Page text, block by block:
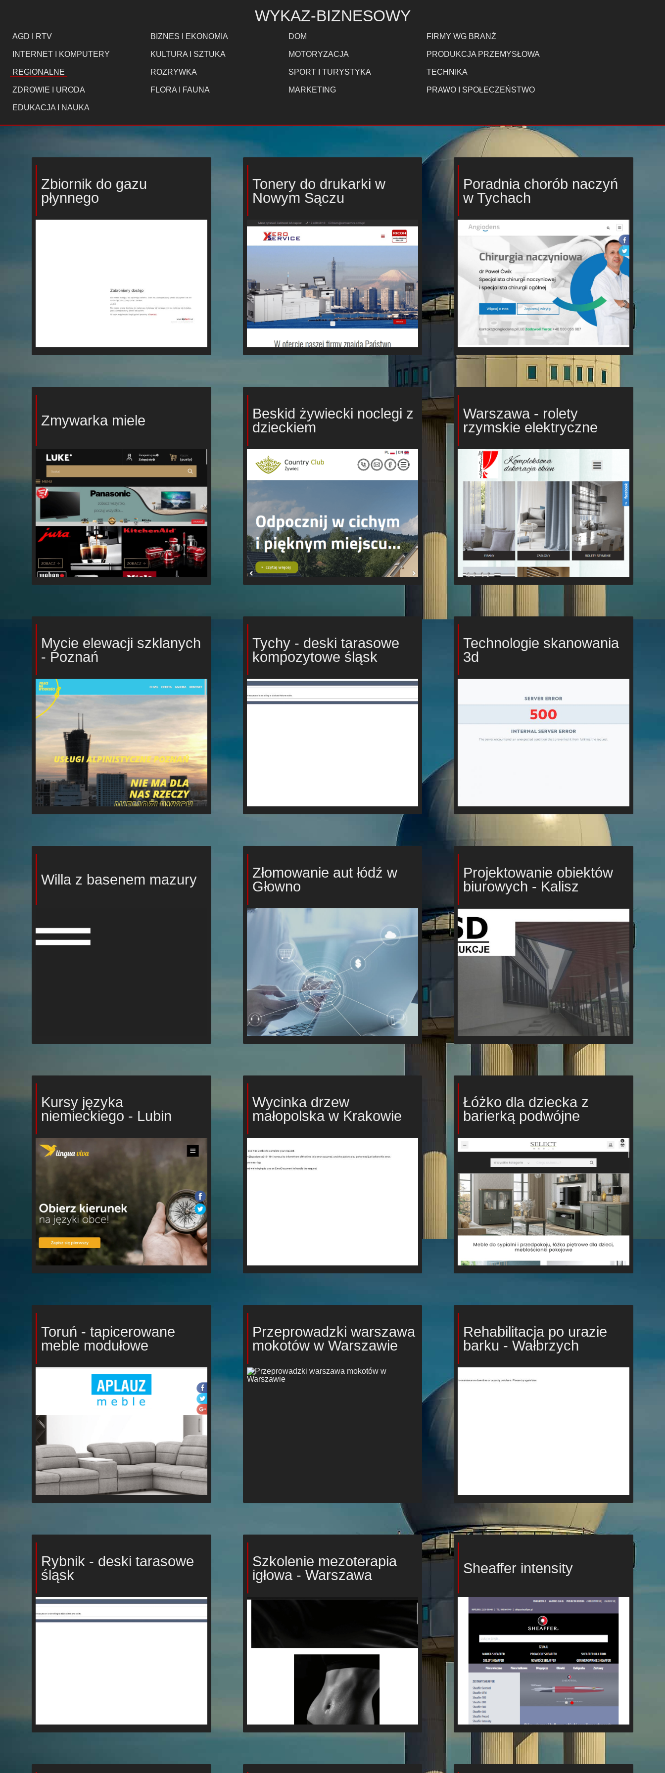
WYKAZ-BIZNESOWY
AGD I RTV BIZNES I EKONOMIA DOM FIRMY WG BRANŻ
INTERNET I KOMPUTERY KULTURA I SZTUKA MOTORYZACJA PRODUKCJA PRZEMYSŁOWA
REGIONALNE ROZRYWKA SPORT I TURYSTYKA TECHNIKA
ZDROWIE I URODA FLORA I FAUNA MARKETING PRAWO I SPOŁECZEŃSTWO
EDUKACJA I NAUKA
Zbiornik do gazu
płynnego
Tonery do drukarki w
Nowym Sączu
Poradnia chorób naczyń
w Tychach
Zmywarka miele
Beskid żywiecki noclegi z
dzieckiem
Warszawa - rolety
rzymskie elektryczne
Mycie elewacji szklanych
- Poznań
Tychy - deski tarasowe
kompozytowe śląsk
Technologie skanowania
3d
Willa z basenem mazury
Złomowanie aut łódź w
Głowno
Projektowanie obiektów
biurowych - Kalisz
Kursy języka
niemieckiego - Lubin
Wycinka drzew
małopolska w Krakowie
Łóżko dla dziecka z
barierką podwójne
Toruń - tapicerowane
meble modułowe
Przeprowadzki warszawa
mokotów w Warszawie
Rehabilitacja po urazie
barku - Wałbrzych
Rybnik - deski tarasowe
śląsk
Szkolenie mezoterapia
igłowa - Warszawa
Sheaffer intensity